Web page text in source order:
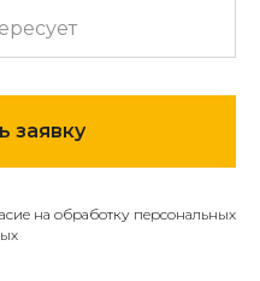
заявку
на обработку персональных